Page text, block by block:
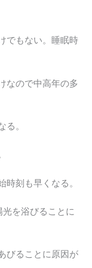
でもない。睡眠時
なので中高年の多
。
刻も早くなる。
を浴びることに
びることに原因が